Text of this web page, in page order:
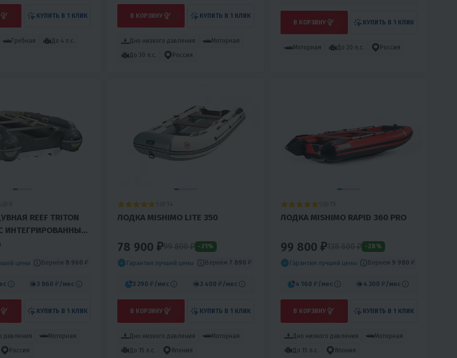
КУПИТЬ В 1 КЛИК
Гребная
До 4 л.с.
В КОРЗИНУ КУПИТЬ В 1 КЛИК
Дно низкого давления
Моторная
До 30 л.с.
Россия
В КОРЗИНУ КУПИТЬ В 1 КЛИК
Моторная До 20 л.с. Россия
REEF TRITON
С ИНТЕГРИРОВАННЫМ
цены Вернём 8 960 ₽
3 860 ₽ /мес
КУПИТЬ В 1 КЛИК
давления
Моторная
Россия
ЛОДКА MISHIMO LITE 350
78 900 ₽99 800₽ -21%
Гарантия лучшей цены Вернём 7 890 ₽
3 290 ₽ /мес 3 400 ₽ /мес
В КОРЗИНУ КУПИТЬ В 1 КЛИК
Дно низкого давления
Моторная
До 15 л.с.
Япония
ЛОДКА MISHIMO RAPID 360 PRO
99 800 ₽138 600₽ -28%
Гарантия лучшей цены Вернём 9 980 ₽
4 160 ₽ /мес 4 300 ₽ /мес
В КОРЗИНУ КУПИТЬ В 1 КЛИК
Дно низкого давления
Моторная
До 15 л.с.
Япония